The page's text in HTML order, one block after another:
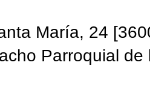
María, 24
Parroquial